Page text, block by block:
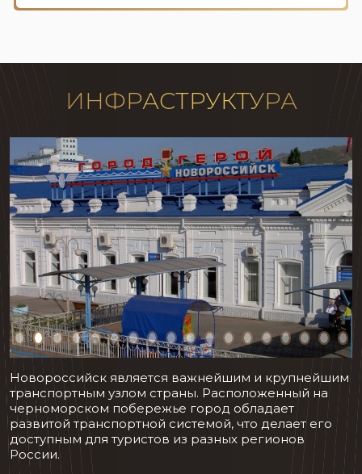
ИНФРАСТРУКТУРА
Новороссийск является важнейшим и крупнейшим
транспортным узлом страны. Расположенный на
черноморском побережье город обладает
развитой транспортной системой, что делает его
доступным для туристов из разных регионов
России.